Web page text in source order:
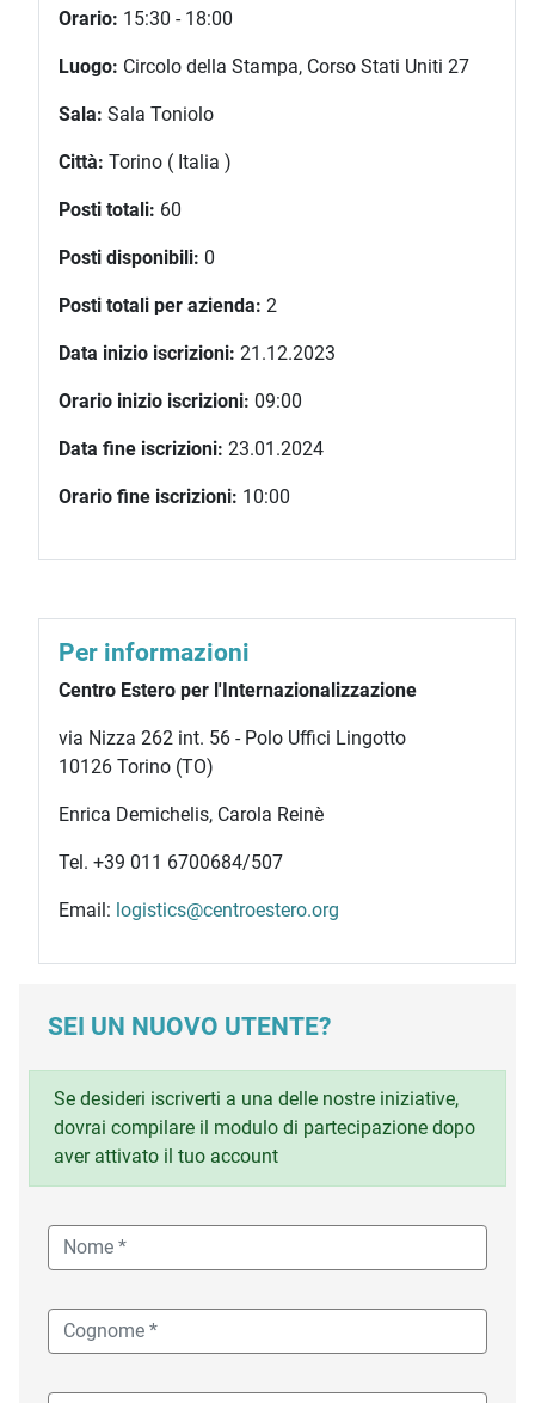
Orario: 15:30 - 18:00
Luogo: Circolo della Stampa, Corso Stati Uniti 27
Sala: Sala Toniolo
Città: Torino ( Italia )
Posti totali: 60
Posti disponibili: 0
Posti totali per azienda: 2
Data inizio iscrizioni: 21.12.2023
Orario inizio iscrizioni: 09:00
Data fine iscrizioni: 23.01.2024
Orario fine iscrizioni: 10:00
Per informazioni
Centro Estero per l'Internazionalizzazione
via Nizza 262 int. 56 - Polo Uffici Lingotto
10126 Torino (TO)
Enrica Demichelis, Carola Reinè
Tel. +39 011 6700684/507
Email: logistics@centroestero.org
SEI UN NUOVO UTENTE?
Se desideri iscriverti a una delle nostre iniziative,
dovrai compilare il modulo di partecipazione dopo
aver attivato il tuo account